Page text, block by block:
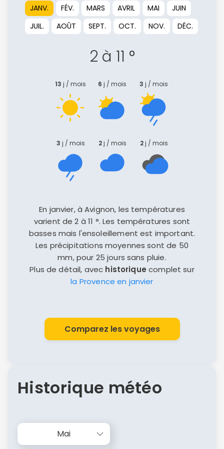
JANV. FÉV. MARS AVRIL MAI
JUIN
JUIL.
AOÛT SEPT. OCT. NOV. DÉC.
2 à 11 °
13 j / mois 6 j / mois 3 j / mois
3 j / mois 2j / mois 2j / mois
En janvier, à Avignon, les températures
varient de 2 à 11 °. Les températures sont
basses mais l'ensoleillement est important.
Les précipitations moyennes sont de 50
mm, pour 25 jours sans pluie.
Plus de détail, avec historique complet sur
la Provence en janvier
Comparez les voyages
Historique météo
Mai